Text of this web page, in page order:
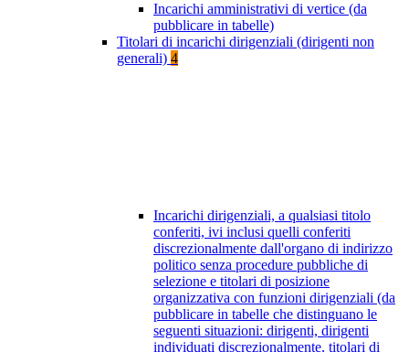
Incarichi amministrativi di vertice (da
pubblicare in tabelle)
Titolari di incarichi dirigenziali (dirigenti non
generali) 4
Incarichi dirigenziali, a qualsiasi titolo
conferiti, ivi inclusi quelli conferiti
discrezionalmente dall'organo di indirizzo
politico senza procedure pubbliche di
selezione e titolari di posizione
organizzativa con funzioni dirigenziali (da
pubblicare in tabelle che distinguano le
seguenti situazioni: dirigenti, dirigenti
individuati discrezionalmente, titolari di